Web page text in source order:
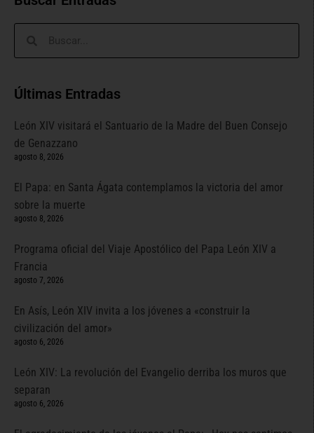
Últimas Entradas
León XIV visitará el Santuario de la Madre del Buen Consejo
de Genazzano
agosto 8, 2026
El Papa: en Santa Ágata contemplamos la victoria del amor
sobre la muerte
agosto 8, 2026
Programa oficial del Viaje Apostólico del Papa León XIV a
Francia
agosto 7, 2026
En Asís, León XIV invita a los jóvenes a «construir la
civilización del amor»
agosto 6, 2026
León XIV: La revolución del Evangelio derriba los muros que
separan
agosto 6, 2026